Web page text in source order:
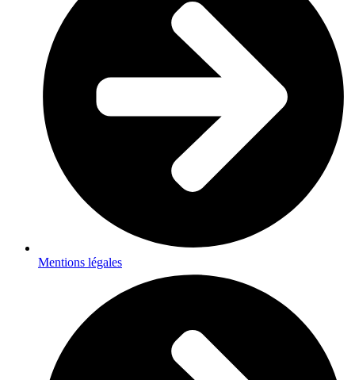
Mentions légales